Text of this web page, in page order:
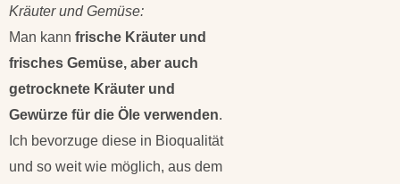
Kräuter und Gemüse:
Man kann frische Kräuter und
frisches Gemüse, aber auch
getrocknete Kräuter und
Gewürze für die Öle verwenden.
Ich bevorzuge diese in Bioqualität
und so weit wie möglich, aus dem